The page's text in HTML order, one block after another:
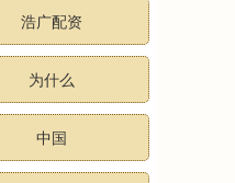
浩广配资
为什么
中国